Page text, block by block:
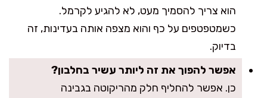
הוא צריך להסמיך מעט, לא להגיע לקרמל.
כשמטפטפים על כף והוא מצפה אותה בעדינות, זה
בדיוק.
אפשר להפוך את זה ליותר עשיר בחלבון?
כן. אפשר להחליף חלק מהריקוטה בגבינה